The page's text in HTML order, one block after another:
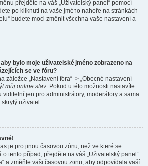
přejděte na váš „Uživatelský panel“ pomocí
po kliknutí na vaše jméno nahoře na stránkách
budete moci změnit všechna vaše nastavení a
bylo moje uživatelské jméno zobrazeno na
se ve fóru?
záložce „Nastavení fóra“ -> „Obecné nastavení
můj online stav. Pokud u této možnosti nastavíte
viditelní jen pro administrátory, moderátory a sama
uživatel.
je pro jinou časovou zónu, než ve které se
tento případ, přejděte na váš „Uživatelský panel“
a změňte vaši časovou zónu, aby odpovídala vaší